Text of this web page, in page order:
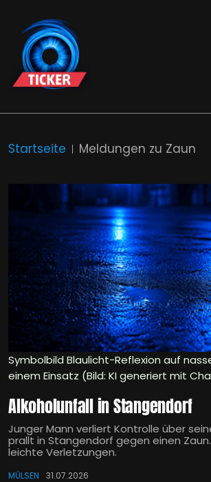
Startseite Meldungen zu Zaun
Symbolbild Blaulicht-Reflexion auf
einem Einsatz (Bild: KI generiert mit
Alkoholunfall in Stangendorf
Junger Mann verliert Kontrolle über
prallt in Stangendorf gegen einen Zaun.
leichte Verletzungen.
MÜLSEN 31.07.2026